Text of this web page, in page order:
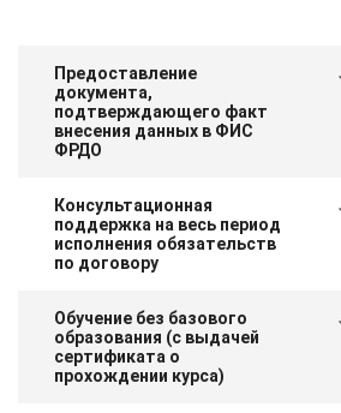
Предоставление
документа,
подтверждающего факт
внесения данных в ФИС
ФРДО
Консультационная
поддержка на весь период
исполнения обязательств
по договору
Обучение без базового
образования (с выдачей
сертификата о
прохождении курса)
Vkontakte
Max